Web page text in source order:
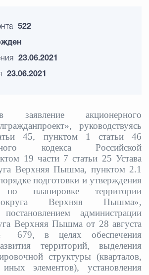
522
23.06.2021
23.06.2021
заявление акционерного
руководствуясь
45, пунктом 1 статьи 46
кодекса Российской
19 части 7 статьи 25 Устава
Верхняя Пышма, пунктом 2.1
подготовки и утверждения
по планировке территории
округа Верхняя Пышма»,
администрации
Верхняя Пышма от 28 августа
№ 679,в целях обеспечения
территорий, выделения
структуры (кварталов,
элементов), установления